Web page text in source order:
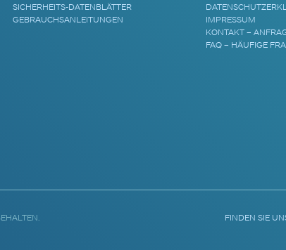
SICHERHEITS-DATENBLÄTTER
GEBRAUCHSANLEITUNGEN
IMPRESSUM
KONTAKT –
FAQ – HÄUFIGE
FINDEN SIE